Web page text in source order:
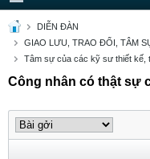
DIỄN ĐÀN
GIAO LƯU, TRAO ĐỔI, TÂM
Tâm sự của các kỹ sư thiết kế,
Công nhân có thật sự